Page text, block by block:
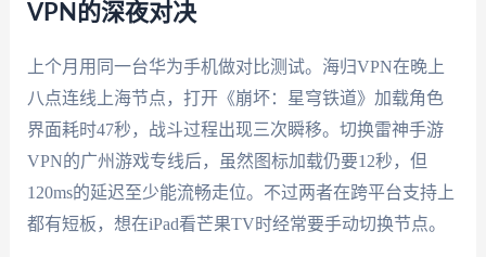
VPN的深夜对决
上个月用同一台华为手机做对比测试。海归VPN在晚上
八点连线上海节点，打开《崩坏：星穹铁道》加载角色
界面耗时47秒，战斗过程出现三次瞬移。切换雷神手游
VPN的广州游戏专线后，虽然图标加载仍要12秒，但
120ms的延迟至少能流畅走位。不过两者在跨平台支持上
都有短板，想在iPad看芒果TV时经常要手动切换节点。